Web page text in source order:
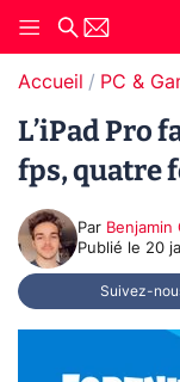
Accueil PC &
L’iPad Pro
fps, quatre
Par Benjamin
Publié le 20
Suivez-